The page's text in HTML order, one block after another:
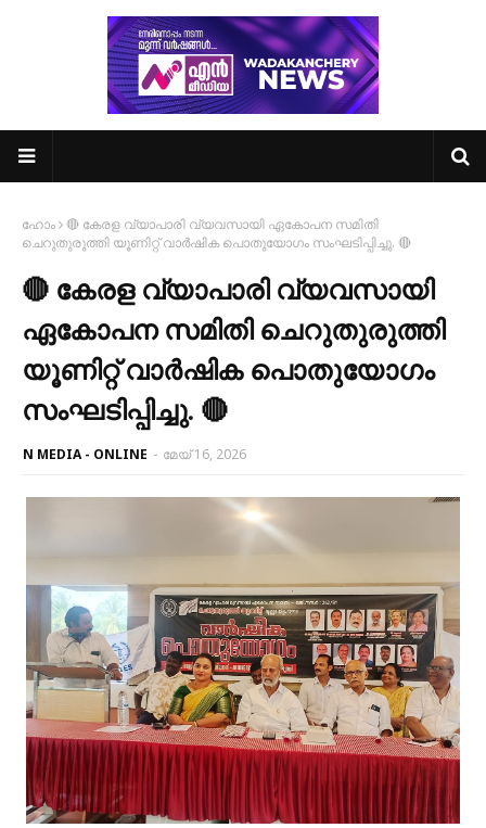
ഹോം
🔴 കേരള വ്യാപാരി വ്യവസായി ഏകോപന സമിതി
ചെറുതുരുത്തി യൂണിറ്റ് വാർഷിക പൊതുയോഗം സംഘടിപ്പിച്ചു. 🔴
🔴 കേരള വ്യാപാരി വ്യവസായി
ഏകോപന സമിതി ചെറുതുരുത്തി
യൂണിറ്റ് വാർഷിക പൊതുയോഗം
സംഘടിപ്പിച്ചു. 🔴
N MEDIA - ONLINE - മേയ് 16, 2026